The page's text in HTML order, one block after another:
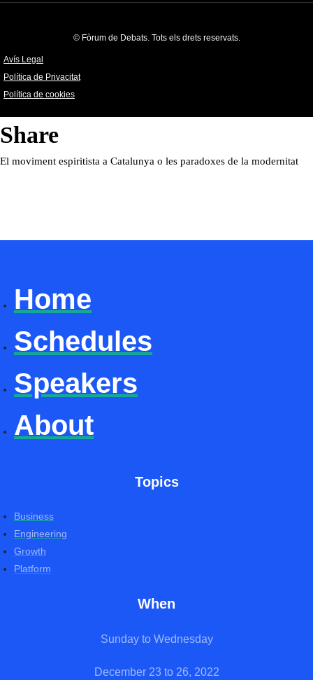
© Fòrum de Debats. Tots els drets reservats.
Avís Legal
Política de Privacitat
Política de cookies
Share
El moviment espiritista a Catalunya o les paradoxes de la modernitat
Home
Schedules
Speakers
About
Topics
Business
Engineering
Growth
Platform
When
Sunday to Wednesday
December 23 to 26, 2022